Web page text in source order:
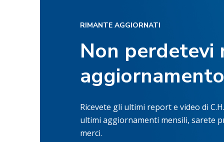
RIMANTE AGGIORNATI
Non perdetevi
Ricevete gli ultimi report e video di
ultimi aggiornamenti mensili, sarete
merci.